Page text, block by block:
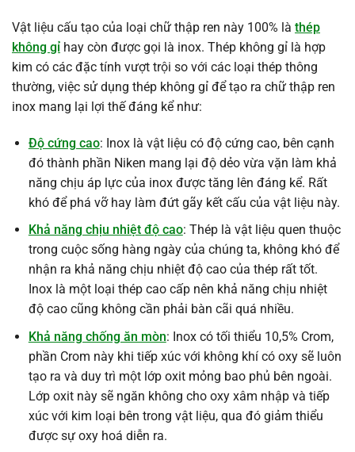
Vật liệu cấu tạo của loại chữ thập ren này 100% là thép
không gỉ hay còn được gọi là inox. Thép không gỉ là hợp
kim có các đặc tính vượt trội so với các loại thép thông
thường, việc sử dụng thép không gỉ để tạo ra chữ thập ren
inox mang lại lợi thế đáng kể như:
Độ cứng cao: Inox là vật liệu có độ cứng cao, bên cạnh
đó thành phần Niken mang lại độ dẻo vừa vặn làm khả
năng chịu áp lực của inox được tăng lên đáng kể. Rất
khó để phá vỡ hay làm đứt gãy kết cấu của vật liệu này.
Khả năng chịu nhiệt độ cao: Thép là vật liệu quen thuộc
trong cuộc sống hàng ngày của chúng ta, không khó để
nhận ra khả năng chịu nhiệt độ cao của thép rất tốt.
Inox là một loại thép cao cấp nên khả năng chịu nhiệt
độ cao cũng không cần phải bàn cãi quá nhiều.
Khả năng chống ăn mòn: Inox có tối thiểu 10,5% Crom,
phần Crom này khi tiếp xúc với không khí có oxy sẽ luôn
tạo ra và duy trì một lớp oxit mỏng bao phủ bên ngoài.
Lớp oxit này sẽ ngăn không cho oxy xâm nhập và tiếp
xúc với kim loại bên trong vật liệu, qua đó giảm thiểu
được sự oxy hoá diễn ra.